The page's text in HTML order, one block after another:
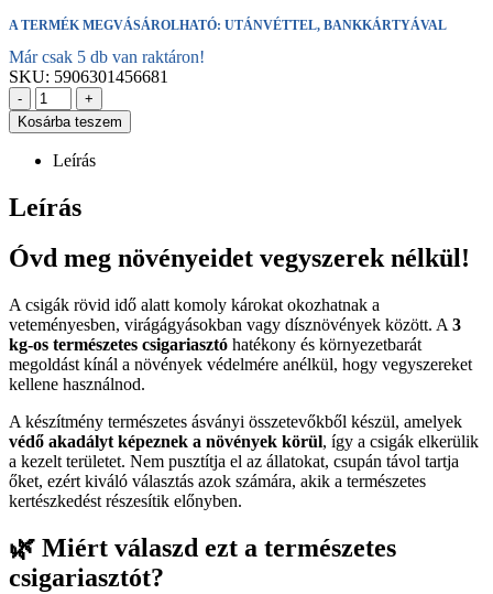
A TERMÉK MEGVÁSÁROLHATÓ: UTÁNVÉTTEL, BANKKÁRTYÁVAL
Már csak 5 db van raktáron!
SKU: 5906301456681
-
+
Kosárba teszem
Leírás
Leírás
Óvd meg növényeidet vegyszerek nélkül!
A csigák rövid idő alatt komoly károkat okozhatnak a
veteményesben, virágágyásokban vagy dísznövények között. A 3
kg-os természetes csigariasztó hatékony és környezetbarát
megoldást kínál a növények védelmére anélkül, hogy vegyszereket
kellene használnod.
A készítmény természetes ásványi összetevőkből készül, amelyek
védő akadályt képeznek a növények körül, így a csigák elkerülik
a kezelt területet. Nem pusztítja el az állatokat, csupán távol tartja
őket, ezért kiváló választás azok számára, akik a természetes
kertészkedést részesítik előnyben.
🌿 Miért válaszd ezt a természetes
csigariasztót?